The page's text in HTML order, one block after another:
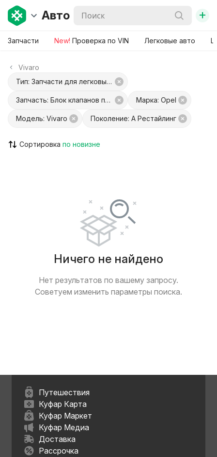
Авто +
Запчасти New! Проверка по VIN Легковые авто
Vivaro
Тип: Запчасти для легковых авто
Запчасть: Блок клапанов пневмоподвески Марка: Opel
Модель: Vivaro Поколение: A Рестайлинг
Сортировка
Ничего не найдено
Нет результатов по вашему запросу.
Советуем изменить параметры поиска.
Путешествия
Куфар Карта
Куфар Маркет
Куфар Медиа
Доставка
Рассрочка